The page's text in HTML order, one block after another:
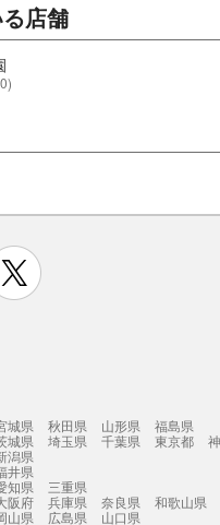
店舗
城県 秋田県 山形県
福島県
城県 埼玉県 千葉県 東京都
潟県
井県
知県
三重県
阪府 兵庫県 奈良県
和歌山県
山県 広島県
山口県